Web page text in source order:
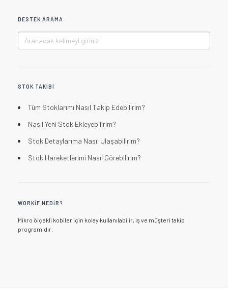
DESTEK ARAMA
STOK TAKIBI
Tüm Stoklarımı Nasıl Takip Edebilirim?
Nasıl Yeni Stok Ekleyebilirim?
Stok Detaylarıma Nasıl Ulaşabilirim?
Stok Hareketlerimi Nasıl Görebilirim?
WORKIF NEDIR?
Mikro ölçekli kobiler için kolay kullanılabilir, iş ve müşteri takip
programıdır.